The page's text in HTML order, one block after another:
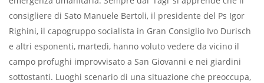
consigliere di Sato Manuele Bertoli, il presidente del Ps Igor
Righini, il capogruppo socialista in Gran Consiglio Ivo Durisch
e altri esponenti, martedì, hanno voluto vedere da vicino il
campo profughi improvvisato a San Giovanni e nei giardini
sottostanti. Luoghi scenario di una situazione che preoccupa,